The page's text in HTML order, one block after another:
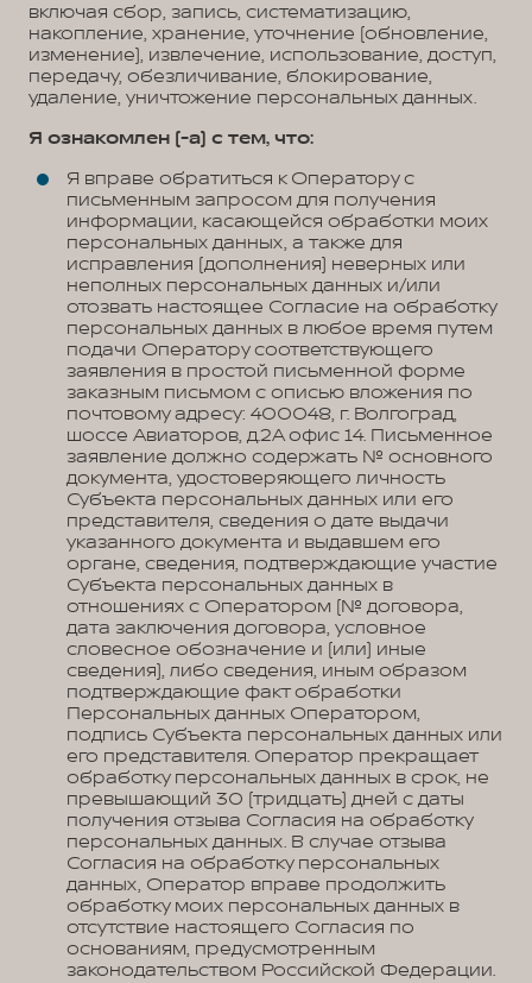
включая сбор, запись, систематизацию,
накопление, хранение, уточнение (обновление,
изменение), извлечение, использование, доступ,
передачу, обезличивание, блокирование,
удаление, уничтожение персональных данных.
Я ознакомлен (-а) с тем, что:
Я вправе обратиться к Оператору с
письменным запросом для получения
информации, касающейся обработки моих
персональных данных, а также для
исправления (дополнения) неверных или
неполных персональных данных и/или
отозвать настоящее Согласие на обработку
персональных данных в любое время путем
подачи Оператору соответствующего
заявления в простой письменной форме
заказным письмом с описью вложения по
почтовому адресу: 400048, г. Волгоград,
шоссе Авиаторов, д.2А офис 14. Письменное
заявление должно содержать № основного
документа, удостоверяющего личность
Субъекта персональных данных или его
представителя, сведения о дате выдачи
указанного документа и выдавшем его
органе, сведения, подтверждающие участие
Субъекта персональных данных в
отношениях с Оператором (№ договора,
дата заключения договора, условное
словесное обозначение и (или) иные
сведения), либо сведения, иным образом
подтверждающие факт обработки
Персональных данных Оператором,
подпись Субъекта персональных данных или
его представителя. Оператор прекращает
обработку персональных данных в срок, не
превышающий 30 (тридцать) дней с даты
получения отзыва Согласия на обработку
персональных данных. В случае отзыва
Согласия на обработку персональных
данных, Оператор вправе продолжить
обработку моих персональных данных в
отсутствие настоящего Согласия по
основаниям, предусмотренным
законодательством Российской Федерации.